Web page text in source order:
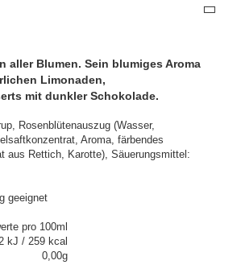
aller Blumen. Sein blumiges Aroma
Limonaden,
mit dunkler Schokolade.
Rosenblütenauszug (Wasser,
Aroma, färbendes
aus Rettich, Karotte), Säuerungsmittel:
geeignet
pro 100ml
/ 259 kcal